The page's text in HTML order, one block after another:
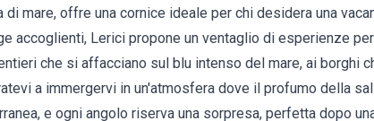
mare, offre una cornice ideale per chi desidera una
accoglienti, Lerici propone un ventaglio di esperienze per
che si affacciano sul blu intenso del mare, ai borghi
a immergervi in un'atmosfera dove il profumo della
e ogni angolo riserva una sorpresa, perfetta dopo